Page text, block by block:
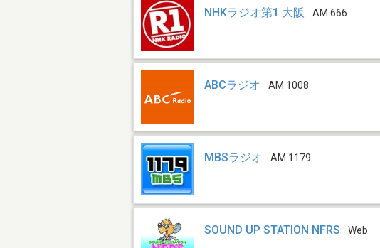
NHKラジオ第1 大阪 AM 666
ABCラジオ AM 1008
MBSラジオ AM 1179
SOUND UP STATION NFRS Web